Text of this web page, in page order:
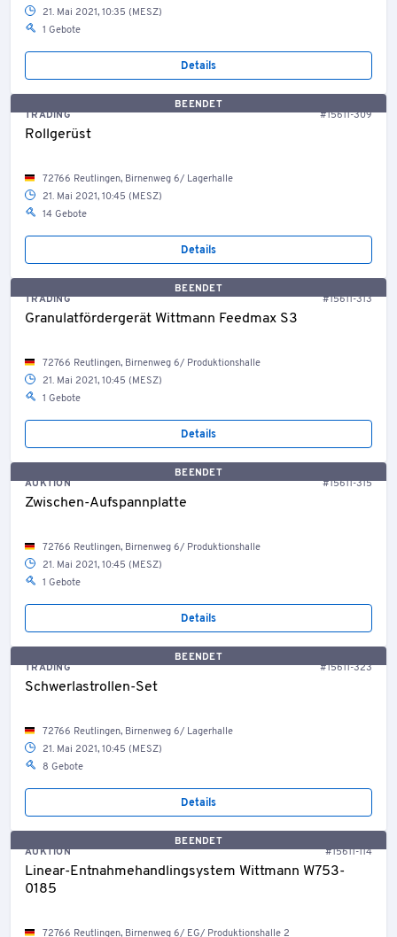
21. Mai 2021, 10:35 (MESZ)
1 Gebote
Details
BEENDET
TRADING
#15611-309
Rollgerüst
72766 Reutlingen, Birnenweg 6/ Lagerhalle
21. Mai 2021, 10:45 (MESZ)
14 Gebote
Details
BEENDET
TRADING
#15611-313
Granulatfördergerät Wittmann Feedmax S3
72766 Reutlingen, Birnenweg 6/ Produktionshalle
21. Mai 2021, 10:45 (MESZ)
1 Gebote
Details
BEENDET
AUKTION
#15611-315
Zwischen-Aufspannplatte
72766 Reutlingen, Birnenweg 6/ Produktionshalle
21. Mai 2021, 10:45 (MESZ)
1 Gebote
Details
BEENDET
TRADING
#15611-323
Schwerlastrollen-Set
72766 Reutlingen, Birnenweg 6/ Lagerhalle
21. Mai 2021, 10:45 (MESZ)
8 Gebote
Details
BEENDET
AUKTION
#15611-114
Linear-Entnahmehandlingsystem Wittmann W753-
0185
72766 Reutlingen, Birnenweg 6/ EG/ Produktionshalle 2